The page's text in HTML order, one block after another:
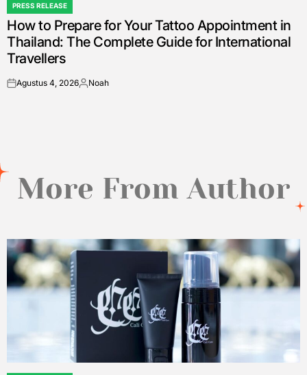
POSTED
IN
PRESS RELEASE
How to Prepare for Your Tattoo Appointment in
Thailand: The Complete Guide for International
Travellers
onAgustus 4, 2026Posted
Noah
More From Author